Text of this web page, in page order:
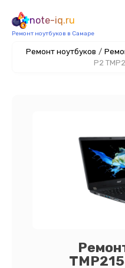
note-iq.ru
Ремонт ноутбуков в Самаре
Ремонт ноутбуков /
P2